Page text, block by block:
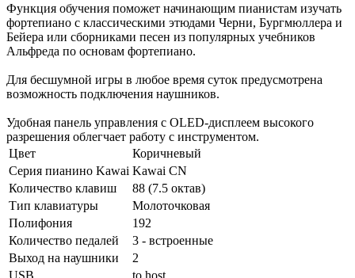
Функция обучения поможет начинающим пианистам изучать
фортепиано с классическими этюдами Черни, Бургмюллера и
Бейера или сборниками песен из популярных учебников
Альфреда по основам фортепиано.
Для бесшумной игры в любое время суток предусмотрена
возможность подключения наушников.
Удобная панель управления с OLED-дисплеем высокого
разрешения облегчает работу с инструментом.
Цвет
Коричневый
Серия пианино Kawai Kawai CN
Количество клавиш
88 (7.5 октав)
Тип клавиатуры
Молоточковая
Полифония
192
Количество педалей
3 - встроенные
Выход на наушники
2
USB
to host